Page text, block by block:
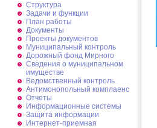
Структура
Задачи и функции
План работы
Документы
Проекты документов
Муниципальный контроль
Дорожный фонд Мирного
Cведения о муниципальном
имуществе
Ведомственный контроль
Антимонопольный комплаенс
Отчеты
Информационные системы
Защита информации
Интернет-приемная